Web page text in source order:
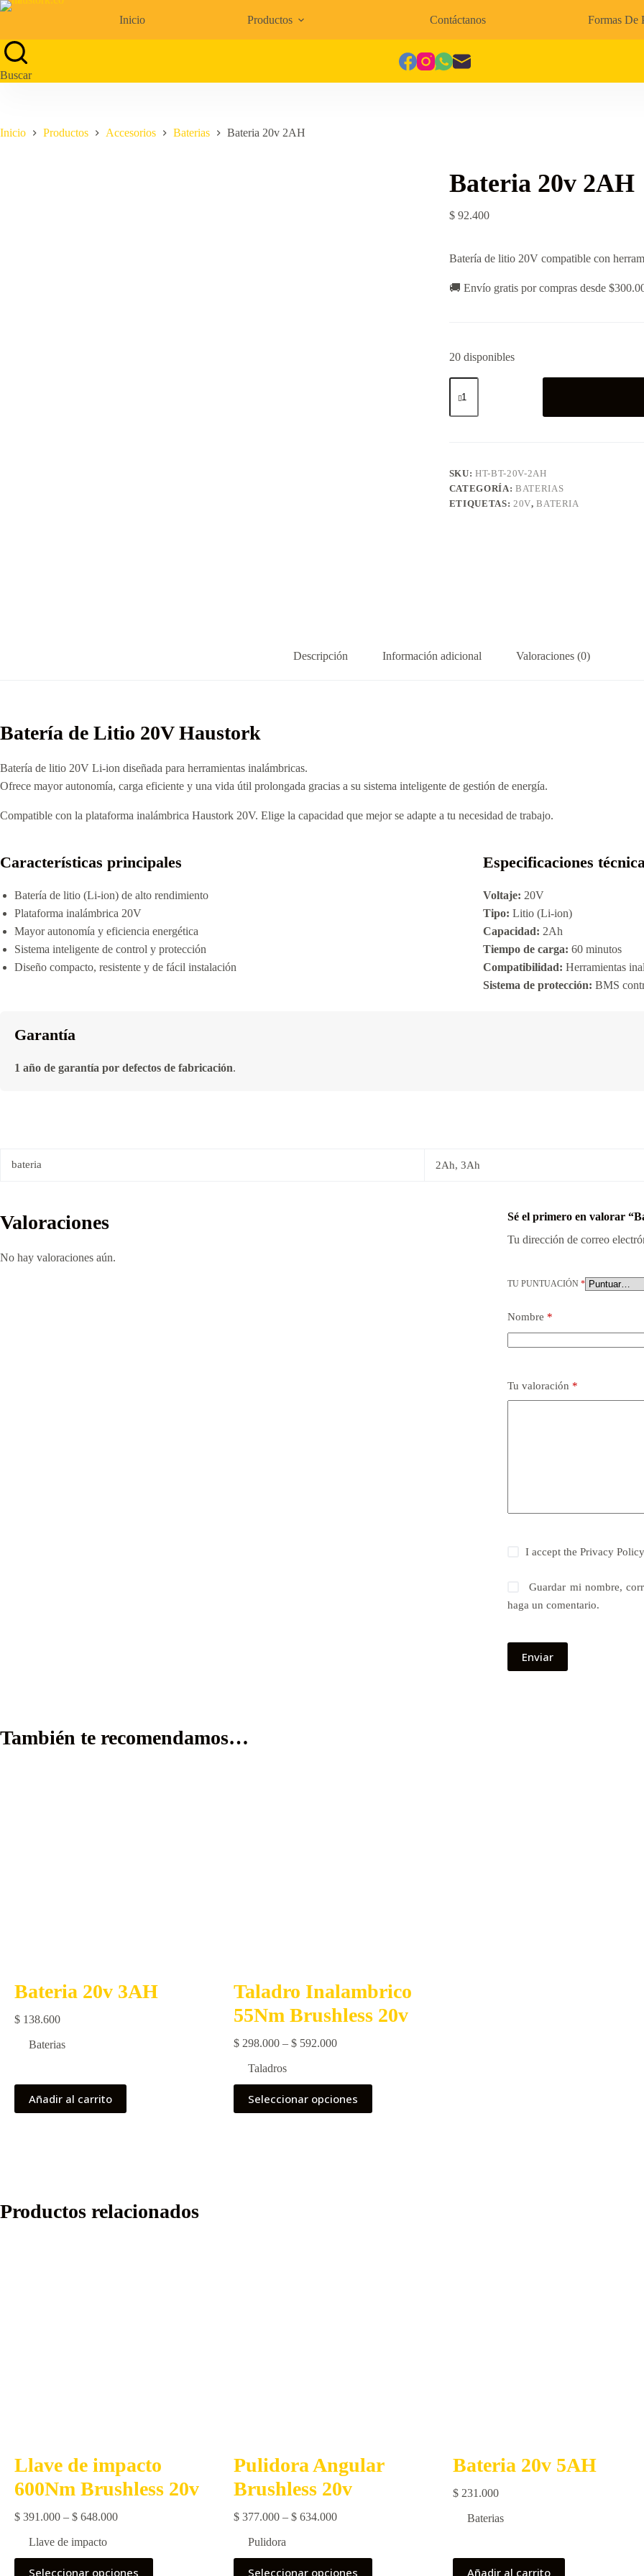
Saltar
Inicio Productos Contáctanos Formas De
Buscar
Inicio Productos Accesorios Baterias Bateria 20v 2AH
Bateria 20v 2AH
$92.400
Batería de litio 20V compatible con
🚚 Envío gratis por compras desde
20 disponibles
Bateria
20v
cantidad
SKU:HT-BT-20V-2AH
CATEGORÍA: BATERIAS
ETIQUETAS: 20V,BATERIA
Descripción Información adicional Valoraciones (0)
Batería de Litio 20V Haustork
Batería de litio 20V Li-ion diseñada para herramientas inalámbricas.
Ofrece mayor autonomía, carga eficiente y una vida útil prolongada gracias a su sistema inteligente de gestión de energía.
Compatible con la plataforma inalámbrica Haustork 20V. Elige la capacidad que mejor se adapte a tu necesidad de trabajo.
Características principales
Batería de litio (Li-ion) de alto rendimiento
Plataforma inalámbrica 20V
Mayor autonomía y eficiencia energética
Sistema inteligente de control y protección
Diseño compacto, resistente y de fácil instalación
Especificaciones
Voltaje: 20V
Tipo: Litio (Li-ion)
Capacidad: 2Ah
Tiempo de carga: 60 minutos
Compatibilidad: Herramientas
Sistema de protección: BMS
Garantía
1 año de garantía por defectos de fabricación.
bateria 2Ah, 3Ah
Valoraciones
No hay valoraciones aún.
Sé el primero en valorar
Tu dirección de correo
TU PUNTUACIÓN *
Nombre *
Tu valoración *
I accept the Privacy Policy
Guardar mi nombre,
haga un comentario.
Enviar
También te recomendamos…
Bateria 20v 3AH
$ 138.600
Baterias
Añadir al carrito
Taladro Inalambrico
55Nm Brushless 20v
$298.000 – $592.000Price
through
$ 592.000
Taladros
Seleccionar opciones
producto
Productos relacionados
Llave de impacto
600Nm Brushless 20v
$ 391.000 – $ 648.000Price
through
Llave de impacto
Seleccionar opciones
Pulidora Angular
Brushless 20v
$377.000 – $634.000Price
through
Pulidora
Seleccionar opciones
Bateria 20v 5AH
$231.000
Baterias
Añadir al carrito